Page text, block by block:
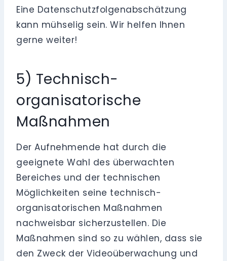
Eine Datenschutzfolgenabschätzung
kann mühselig sein. Wir helfen Ihnen
gerne weiter!
5) Technisch-
organisatorische
Maßnahmen
Der Aufnehmende hat durch die
geeignete Wahl des überwachten
Bereiches und der technischen
Möglichkeiten seine technisch-
organisatorischen Maßnahmen
nachweisbar sicherzustellen. Die
Maßnahmen sind so zu wählen, dass sie
den Zweck der Videoüberwachung und